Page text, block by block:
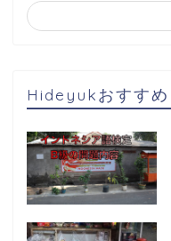
Hideyukおすすめ